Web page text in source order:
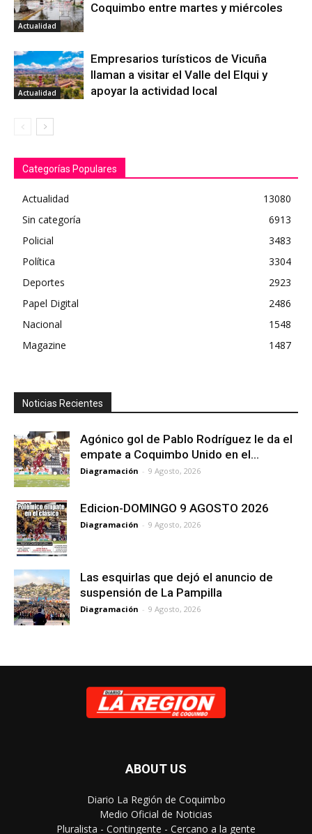
Actualidad
Coquimbo entre martes y miércoles
Actualidad
Empresarios turísticos de Vicuña
llaman a visitar el Valle del Elqui y
apoyar la actividad local
Categorías Populares
Actualidad
13080
Sin categoría
6913
Policial
3483
Política
3304
Deportes
2923
Papel Digital
2486
Nacional
1548
Magazine
1487
Noticias Recientes
Agónico gol de Pablo Rodríguez le da el
empate a Coquimbo Unido en el...
Diagramación - 9 Agosto, 2026
Edicion-DOMINGO 9 AGOSTO 2026
Diagramación - 9 Agosto, 2026
Las esquirlas que dejó el anuncio de
suspensión de La Pampilla
Diagramación - 9 Agosto, 2026
ABOUT US
Diario La Región de Coquimbo
Medio Oficial de Noticias
Pluralista - Contingente - Cercano a la gente